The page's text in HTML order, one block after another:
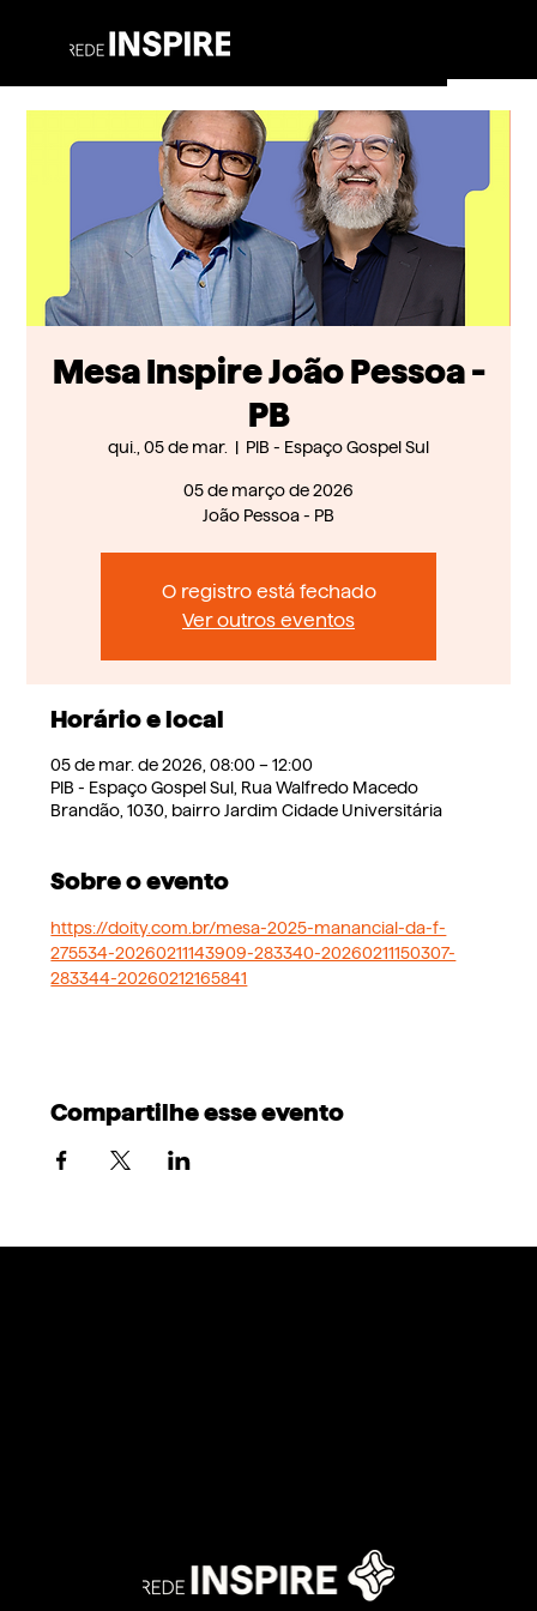
Mesa Inspire João Pessoa -
PB
qui., 05 de mar.
  |
PIB - Espaço Gospel Sul
05 de março de 2026
João Pessoa - PB
O registro está fechado
Ver outros eventos
Horário e local
05 de mar. de 2026, 08:00 – 12:00
PIB - Espaço Gospel Sul, Rua Walfredo Macedo
Brandão, 1030, bairro Jardim Cidade Universitária
Sobre o evento
https://doity.com.br/mesa-2025-manancial-da-f-
275534-20260211143909-283340-20260211150307-
283344-20260212165841
Compartilhe esse evento